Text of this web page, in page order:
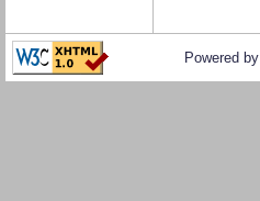
Powered by